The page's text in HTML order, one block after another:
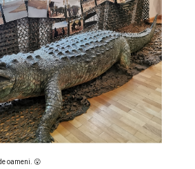
oameni. 😮